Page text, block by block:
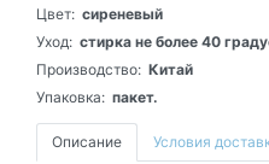
Цвет: сиреневый
Уход: стирка не более 40
Производство: Китай
Упаковка: пакет.
Описание Условия